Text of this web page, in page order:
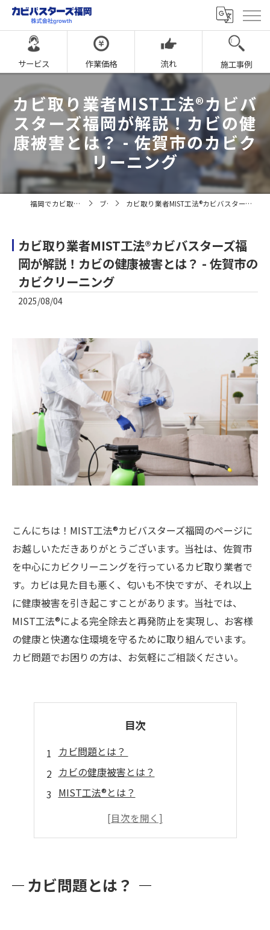
サービス 作業価格 流れ 施工事例
カビ取り業者MIST工法®カビバ
スターズ福岡が解説！カビの健
康被害とは？ - 佐賀市のカビク
リーニング
福岡でカビ取りならカビバスターズ福岡 ブログ カビ取り業者MIST工法®カビバスターズ福岡が解説！カビの健康被害とは？ - 佐賀市のカビクリーニング
カビ取り業者MIST工法®カビバスターズ福
岡が解説！カビの健康被害とは？ - 佐賀市の
カビクリーニング
2025/08/04
こんにちは！MIST工法®カビバスターズ福岡のページに
お越しいただきありがとうございます。当社は、佐賀市
を中心にカビクリーニングを行っているカビ取り業者で
す。カビは見た目も悪く、匂いも不快ですが、それ以上
に健康被害を引き起こすことがあります。当社では、
MIST工法®による完全除去と再発防止を実現し、お客様
の健康と快適な住環境を守るために取り組んでいます。
カビ問題でお困りの方は、お気軽にご相談ください。
目次
カビ問題とは？
カビの健康被害とは？
MIST工法®とは？
MIST工法®カビバスターズ福岡の特徴
カビ問題とは？